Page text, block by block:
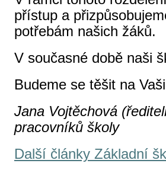
přístup a
potřebám našich žáků.
V současné době naši
Budeme se těšit na
Jana Vojtěchová
pracovníků školy
Další články Základní